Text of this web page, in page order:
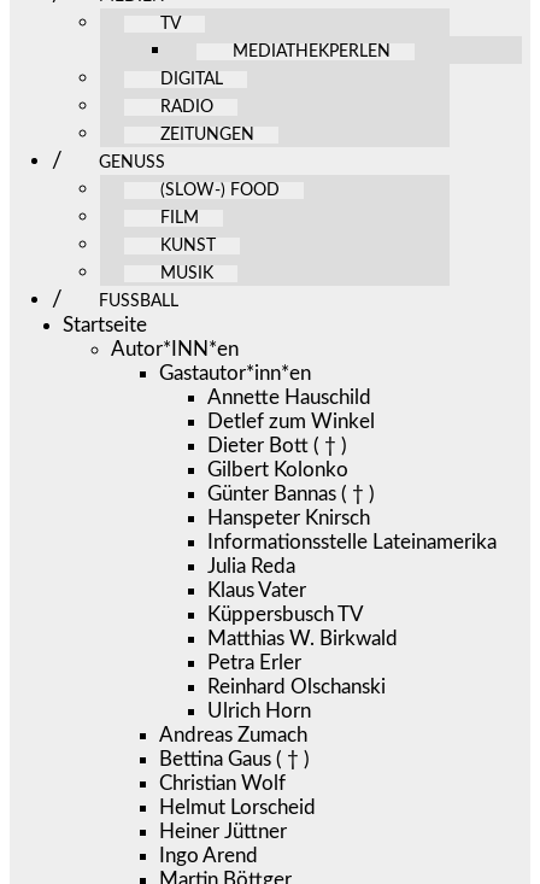
TV
MEDIATHEKPERLEN
DIGITAL
RADIO
ZEITUNGEN
GENUSS
(SLOW-) FOOD
FILM
KUNST
MUSIK
FUSSBALL
Startseite
Autor*INN*en
Gastautor*inn*en
Annette Hauschild
Detlef zum Winkel
Dieter Bott ( † )
Gilbert Kolonko
Günter Bannas ( † )
Hanspeter Knirsch
Informationsstelle Lateinamerika
Julia Reda
Klaus Vater
Küppersbusch TV
Matthias W. Birkwald
Petra Erler
Reinhard Olschanski
Ulrich Horn
Andreas Zumach
Bettina Gaus ( † )
Christian Wolf
Helmut Lorscheid
Heiner Jüttner
Ingo Arend
Martin Böttger